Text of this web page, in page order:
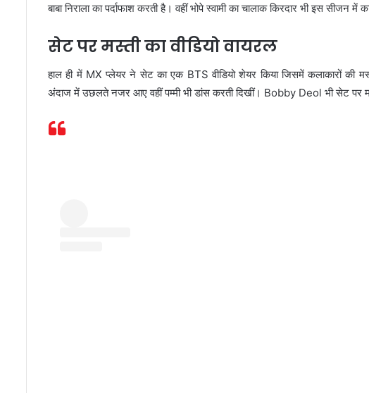
बाबा निराला का पर्दाफाश करती है। वहीं भोपे स्वामी का चालाक किरदार भी इस सीजन में
सेट पर मस्ती का वीडियो वायरल
हाल ही में MX प्लेयर ने सेट का एक BTS वीडियो शेयर किया जिसमें कलाकारों की
अंदाज में उछलते नजर आए वहीं पम्मी भी डांस करती दिखीं। Bobby Deol भी सेट पर